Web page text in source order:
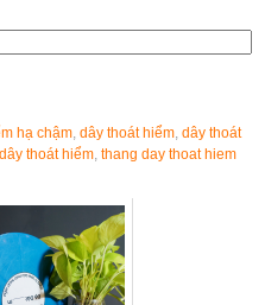
hạ chậm, dây thoát hiểm, dây thoát
thoát hiểm, thang day thoat hiem